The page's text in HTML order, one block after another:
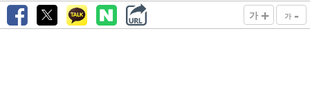
가 + 가 -